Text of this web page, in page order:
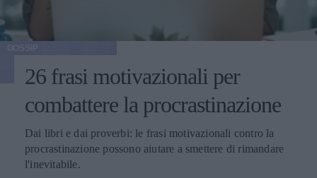
26 frasi motivazionali per
combattere la procrastinazione
Dai libri e dai proverbi: le frasi motivazionali contro la
procrastinazione possono aiutare a smettere di rimandare
l'inevitabile.